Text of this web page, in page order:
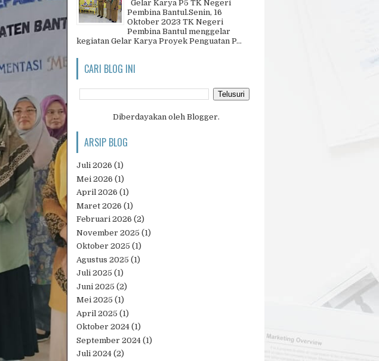
Gelar Karya P5 TK Negeri
Pembina Bantul.Senin, 16
Oktober 2023 TK Negeri
Pembina Bantul menggelar
kegiatan Gelar Karya Proyek Penguatan P...
CARI BLOG INI
Diberdayakan oleh Blogger.
ARSIP BLOG
Juli 2026 (1)
Mei 2026 (1)
April 2026 (1)
Maret 2026 (1)
Februari 2026 (2)
November 2025 (1)
Oktober 2025 (1)
Agustus 2025 (1)
Juli 2025 (1)
Juni 2025 (2)
Mei 2025 (1)
April 2025 (1)
Oktober 2024 (1)
September 2024 (1)
Juli 2024 (2)